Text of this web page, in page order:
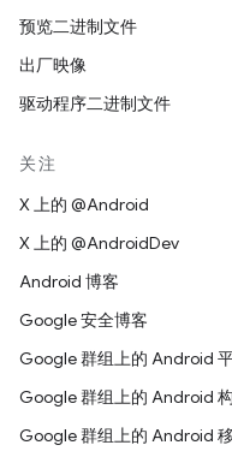
预览二进制文件
出厂映像
驱动程序二进制文件
关注
X 上的 @Android
X 上的 @AndroidDev
Android 博客
Google 安全博客
Google 群组上的 Android
Google 群组上的 Android
Google 群组上的 Android